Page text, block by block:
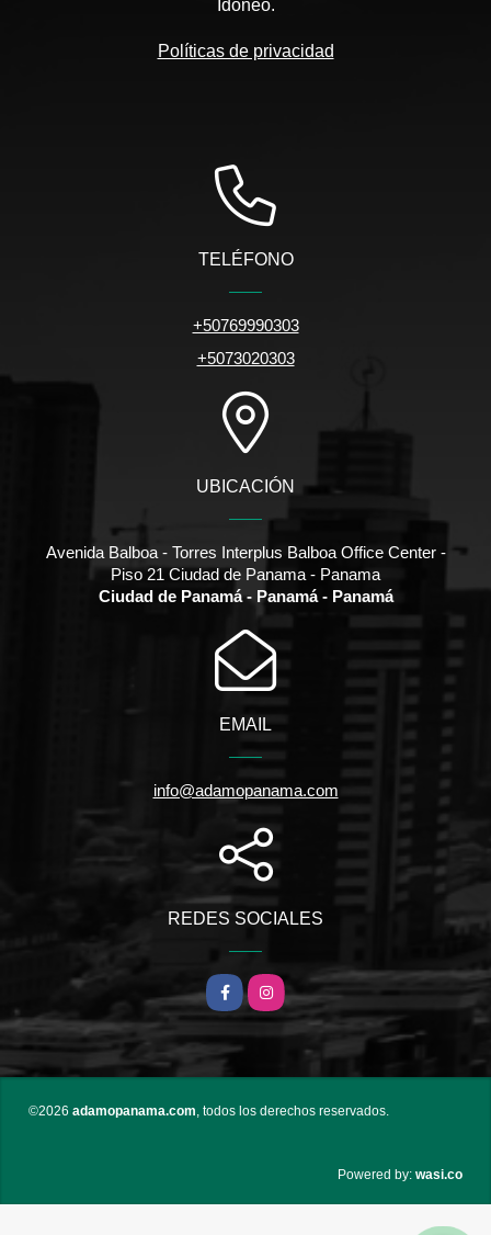
Idóneo.
Políticas de privacidad
TELÉFONO
+50769990303
+5073020303
UBICACIÓN
Avenida Balboa - Torres Interplus Balboa Office Center -
Piso 21 Ciudad de Panama - Panama
Ciudad de Panamá - Panamá - Panamá
EMAIL
info@adamopanama.com
REDES SOCIALES
FacebookInstagram
©2026 adamopanama.com, todos los derechos reservados.
Powered by: wasi.co